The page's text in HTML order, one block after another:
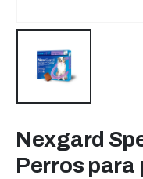
Nexgard
Perros para